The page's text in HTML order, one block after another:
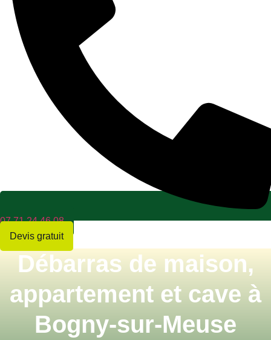
07 71 24 46 08
Devis gratuit
Débarras de maison,
appartement et cave à
Bogny-sur-Meuse